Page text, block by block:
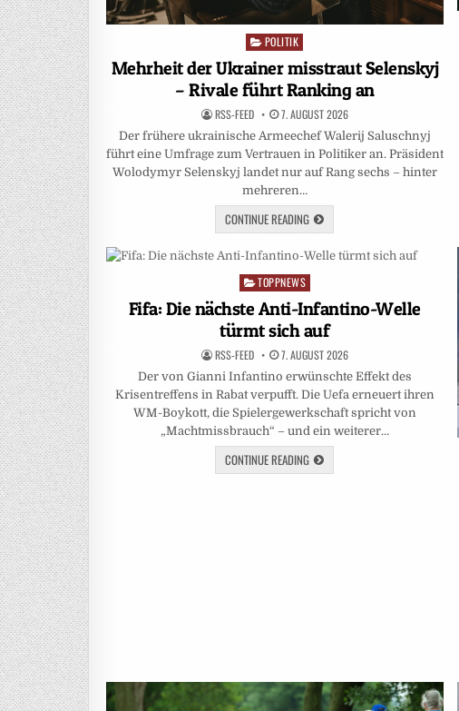
Posted
in
POLITIK
Mehrheit der Ukrainer misstraut Selenskyj
– Rivale führt Ranking an
RSS-FEED 7. AUGUST 2026
Der frühere ukrainische Armeechef Walerij Saluschnyj
führt eine Umfrage zum Vertrauen in Politiker an. Präsident
Wolodymyr Selenskyj landet nur auf Rang sechs – hinter
mehreren…
CONTINUE READING
Posted
in
TOPPNEWS
Fifa: Die nächste Anti-Infantino-Welle
türmt sich auf
RSS-FEED 7. AUGUST 2026
Der von Gianni Infantino erwünschte Effekt des
Krisentreffens in Rabat verpufft. Die Uefa erneuert ihren
WM-Boykott, die Spielergewerkschaft spricht von
„Machtmissbrauch“ – und ein weiterer…
CONTINUE READING